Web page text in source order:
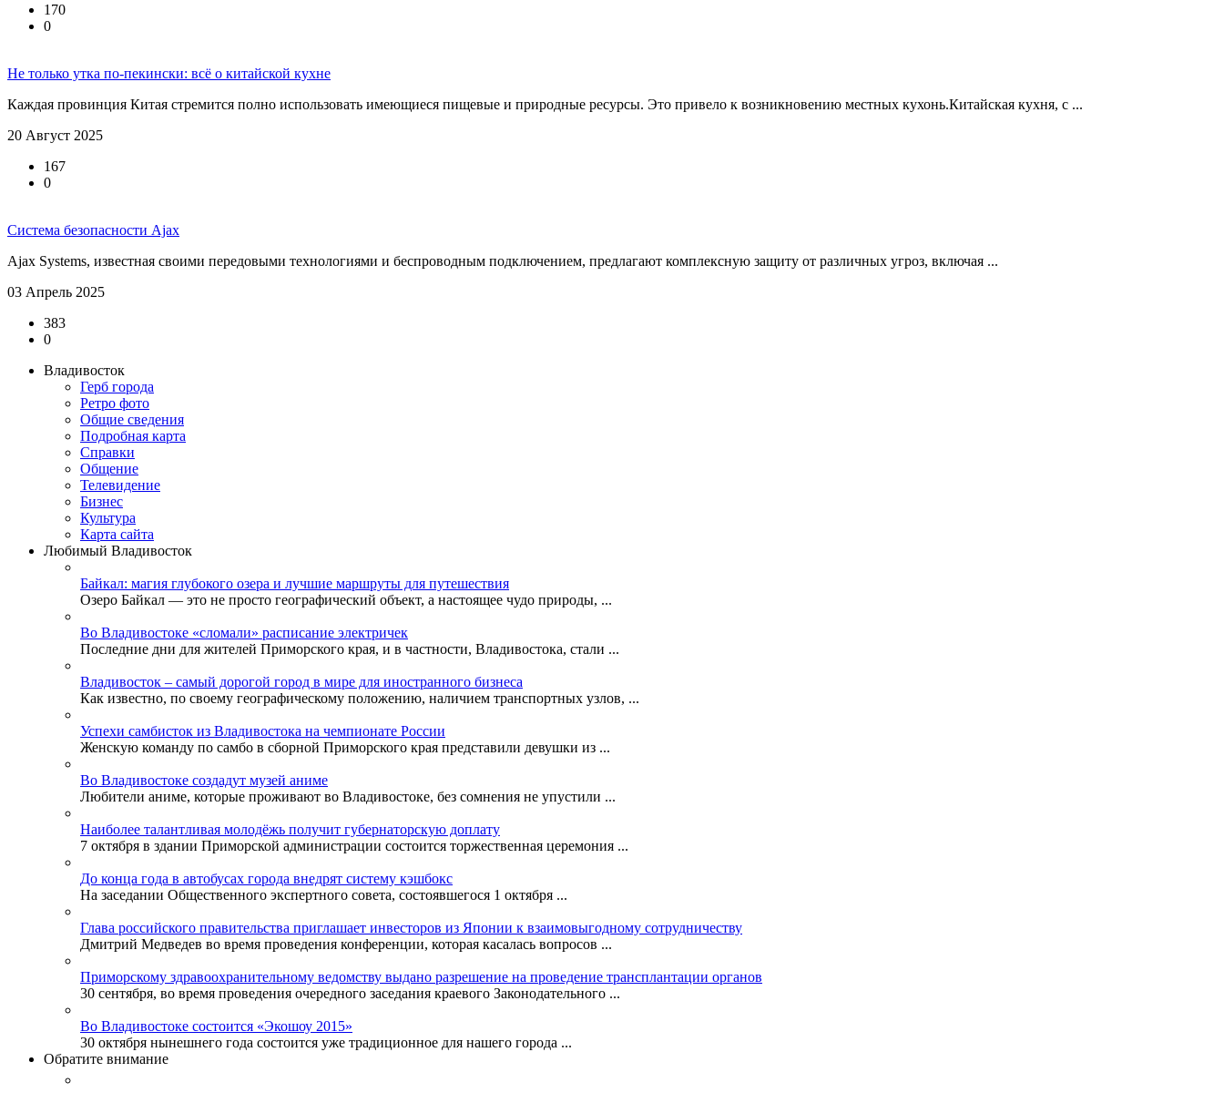
170
0
Не только утка по-пекински: всё о китайской кухне
Каждая провинция Китая стремится полно использовать имеющиеся пищевые и природные ресурсы. Это привело к возникновению местных кухонь.Китайская кухня, с ...
20 Август 2025
167
0
Система безопасности Ajax
Ajax Systems, известная своими передовыми технологиями и беспроводным подключением, предлагают комплексную защиту от различных угроз, включая ...
03 Апрель 2025
383
0
Владивосток
Герб города
Ретро фото
Общие сведения
Подробная карта
Справки
Общение
Телевидение
Бизнеc
Культура
Карта сайта
Любимый Владивосток
Байкал: магия глубокого озера и лучшие маршруты для путешествия
Озеро Байкал — это не просто географический объект, а настоящее чудо природы, ...
Во Владивостоке «сломали» расписание электричек
Последние дни для жителей Приморского края, и в частности, Владивостока, стали ...
Владивосток – самый дорогой город в мире для иностранного бизнеса
Как известно, по своему географическому положению, наличием транспортных узлов, ...
Успехи самбисток из Владивостока на чемпионате России
Женскую команду по самбо в сборной Приморского края представили девушки из ...
Во Владивостоке создадут музей аниме
Любители аниме, которые проживают во Владивостоке, без сомнения не упустили ...
Наиболее талантливая молодёжь получит губернаторскую доплату
7 октября в здании Приморской администрации состоится торжественная церемония ...
До конца года в автобусах города внедрят систему кэшбокс
На заседании Общественного экспертного совета, состоявшегося 1 октября ...
Глава российского правительства приглашает инвесторов из Японии к взаимовыгодному сотрудничеству
Дмитрий Медведев во время проведения конференции, которая касалась вопросов ...
Приморскому здравоохранительному ведомству выдано разрешение на проведение трансплантации органов
30 сентября, во время проведения очередного заседания краевого Законодательного ...
Во Владивостоке состоится «Экошоу 2015»
30 октября нынешнего года состоится уже традиционное для нашего города ...
Обратите внимание